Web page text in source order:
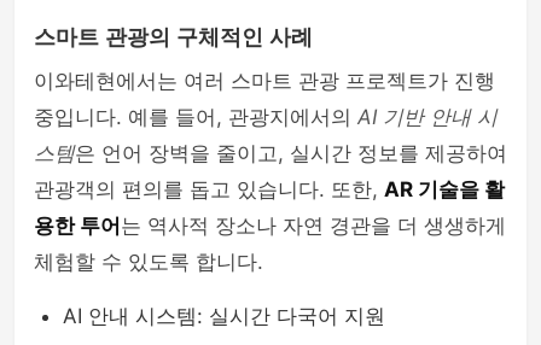
스마트 관광의 구체적인 사례
이와테현에서는 여러 스마트 관광 프로젝트가 진행
중입니다. 예를 들어, 관광지에서의 AI 기반 안내 시
스템은 언어 장벽을 줄이고, 실시간 정보를 제공하여
관광객의 편의를 돕고 있습니다. 또한, AR 기술을 활
용한 투어 는 역사적 장소나 자연 경관을 더 생생하게
체험할 수 있도록 합니다.
AI 안내 시스템: 실시간 다국어 지원